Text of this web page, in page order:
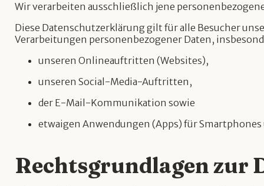
Wir verarbeiten ausschließlich jene
Diese Datenschutzerklärung gilt für alle Besucher
Verarbeitungen personenbezogener Daten,
unseren Onlineauftritten (Websites),
unseren Social-Media-Auftritten,
der E-Mail-Kommunikation sowie
etwaigen Anwendungen (Apps) für
Rechtsgrundlagen zur